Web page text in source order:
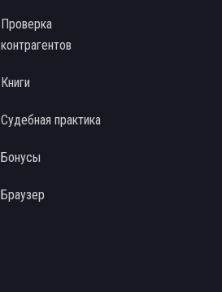
Проверка
контрагентов
Книги
Судебная практика
Бонусы
Браузер